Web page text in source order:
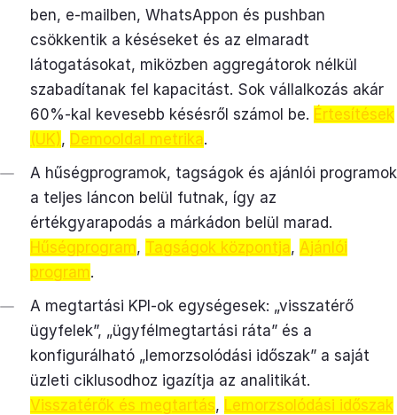
ben, e-mailben, WhatsAppon és pushban
csökkentik a késéseket és az elmaradt
látogatásokat, miközben aggregátorok nélkül
szabadítanak fel kapacitást. Sok vállalkozás akár
60%-kal kevesebb késésről számol be. Értesítések
(UK), Demooldal metrika.
A hűségprogramok, tagságok és ajánlói programok
a teljes láncon belül futnak, így az
értékgyarapodás a márkádon belül marad.
Hűségprogram, Tagságok központja, Ajánlói
program.
A megtartási KPI-ok egységesek: „visszatérő
ügyfelek”, „ügyfélmegtartási ráta” és a
konfigurálható „lemorzsolódási időszak” a saját
üzleti ciklusodhoz igazítja az analitikát.
Visszatérők és megtartás, Lemorzsolódási időszak